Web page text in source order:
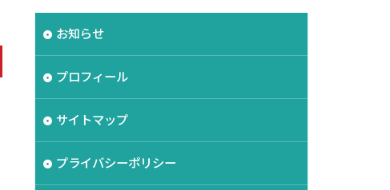
お知らせ
プロフィール
サイトマップ
プライバシーポリシー